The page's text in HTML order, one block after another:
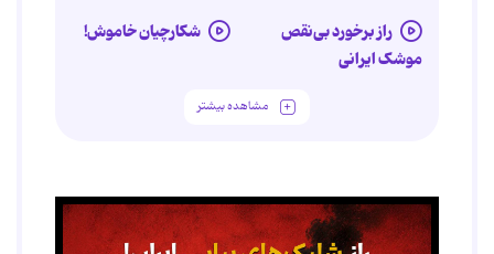
راز برخورد بی‌نقص
موشک ایرانی
شکارچیان خاموش!
مشاهده بیشتر